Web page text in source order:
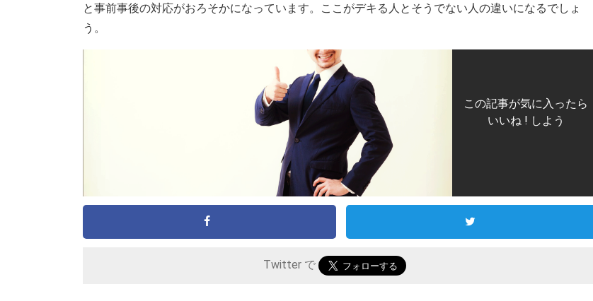
と事前事後の対応がおろそかになっています。ここがデキる人とそうでない人の違いになるでしょ
う。
この記事が気に入ったら
いいね ! しよう
Twitter で